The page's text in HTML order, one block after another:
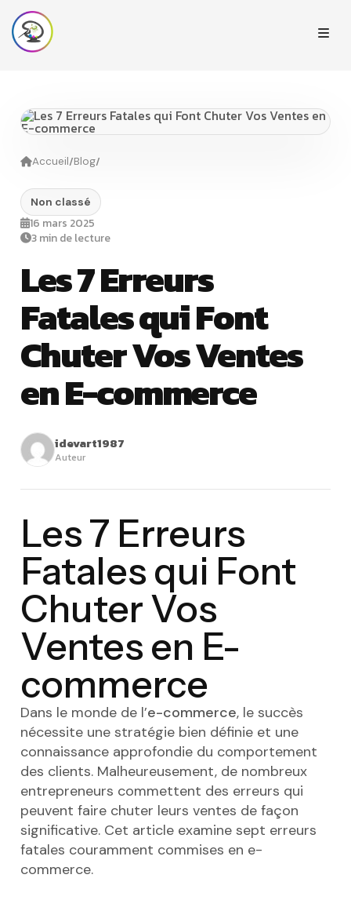
Accueil/Blog/
Non classé
16 mars 2025
3 min de lecture
Les 7 Erreurs
Fatales qui Font
Chuter Vos Ventes
en E-commerce
idevart1987
Auteur
Les 7 Erreurs
Fatales qui Font
Chuter Vos
Ventes en E-
commerce
Dans le monde de l’e-commerce, le succès
nécessite une stratégie bien définie et une
connaissance approfondie du comportement
des clients. Malheureusement, de nombreux
entrepreneurs commettent des erreurs qui
peuvent faire chuter leurs ventes de façon
significative. Cet article examine sept erreurs
fatales couramment commises en e-
commerce.